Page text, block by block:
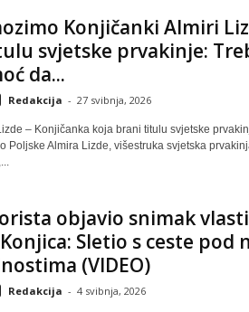
Konjičanki Almiri
svjetske prvakinje:
da...
Redakcija - 27 svibnja, 2026
– Konjičanka koja brani titulu svjetske
Poljske Almira Lizde, višestruka svjetska
objavio snimak
Sletio s ceste pod
(VIDEO)
Redakcija - 4 svibnja, 2026